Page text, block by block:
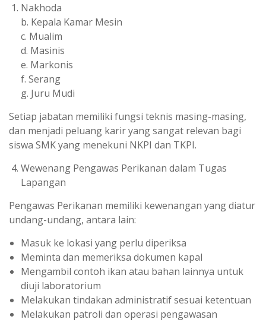
Nakhoda
b. Kepala Kamar Mesin
c. Mualim
d. Masinis
e. Markonis
f. Serang
g. Juru Mudi
Setiap jabatan memiliki fungsi teknis masing-masing,
dan menjadi peluang karir yang sangat relevan bagi
siswa SMK yang menekuni NKPI dan TKPI.
Wewenang Pengawas Perikanan dalam Tugas
Lapangan
Pengawas Perikanan memiliki kewenangan yang diatur
undang-undang, antara lain:
Masuk ke lokasi yang perlu diperiksa
Meminta dan memeriksa dokumen kapal
Mengambil contoh ikan atau bahan lainnya untuk
diuji laboratorium
Melakukan tindakan administratif sesuai ketentuan
Melakukan patroli dan operasi pengawasan